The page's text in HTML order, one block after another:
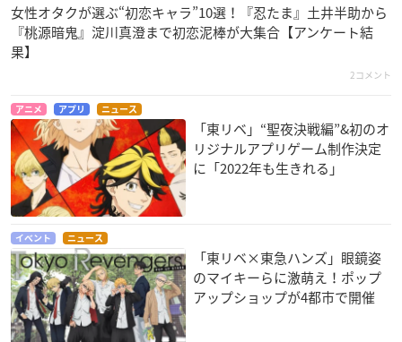
女性オタクが選ぶ“初恋キャラ”10選！『忍たま』土井半助から
『桃源暗鬼』淀川真澄まで初恋泥棒が大集合【アンケート結
果】
2コメント
アニメ アプリ ニュース
「東リベ」“聖夜決戦編”&初のオ
リジナルアプリゲーム制作決定
に「2022年も生きれる」
イベント ニュース
「東リベ×東急ハンズ」眼鏡姿
のマイキーらに激萌え！ポップ
アップショップが4都市で開催